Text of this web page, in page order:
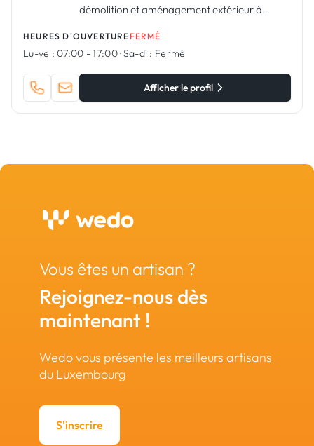
démolition et aménagement extérieur à
HEURES D'OUVERTURE FERMÉ
Lu-ve : 07:00 - 17:00·Sa-di : Fermé
Afficher le profil
Vous êtes un artisan ?
Rejoignez-nous dès
maintenant !
Wedo vous présente les meilleurs artisans
du Luxembourg
S'inscrire